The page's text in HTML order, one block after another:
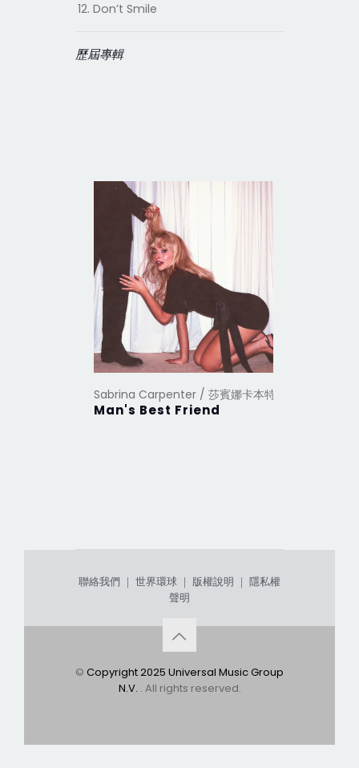
12. Don’t Smile
歷屆專輯
Sabrina Carpenter / 莎賓娜卡本特
Man's Best Friend
聯絡我們 ｜ 世界環球 ｜ 版權說明 ｜ 隱私權
聲明
© Copyright 2025 Universal Music Group
N.V. . All rights reserved.